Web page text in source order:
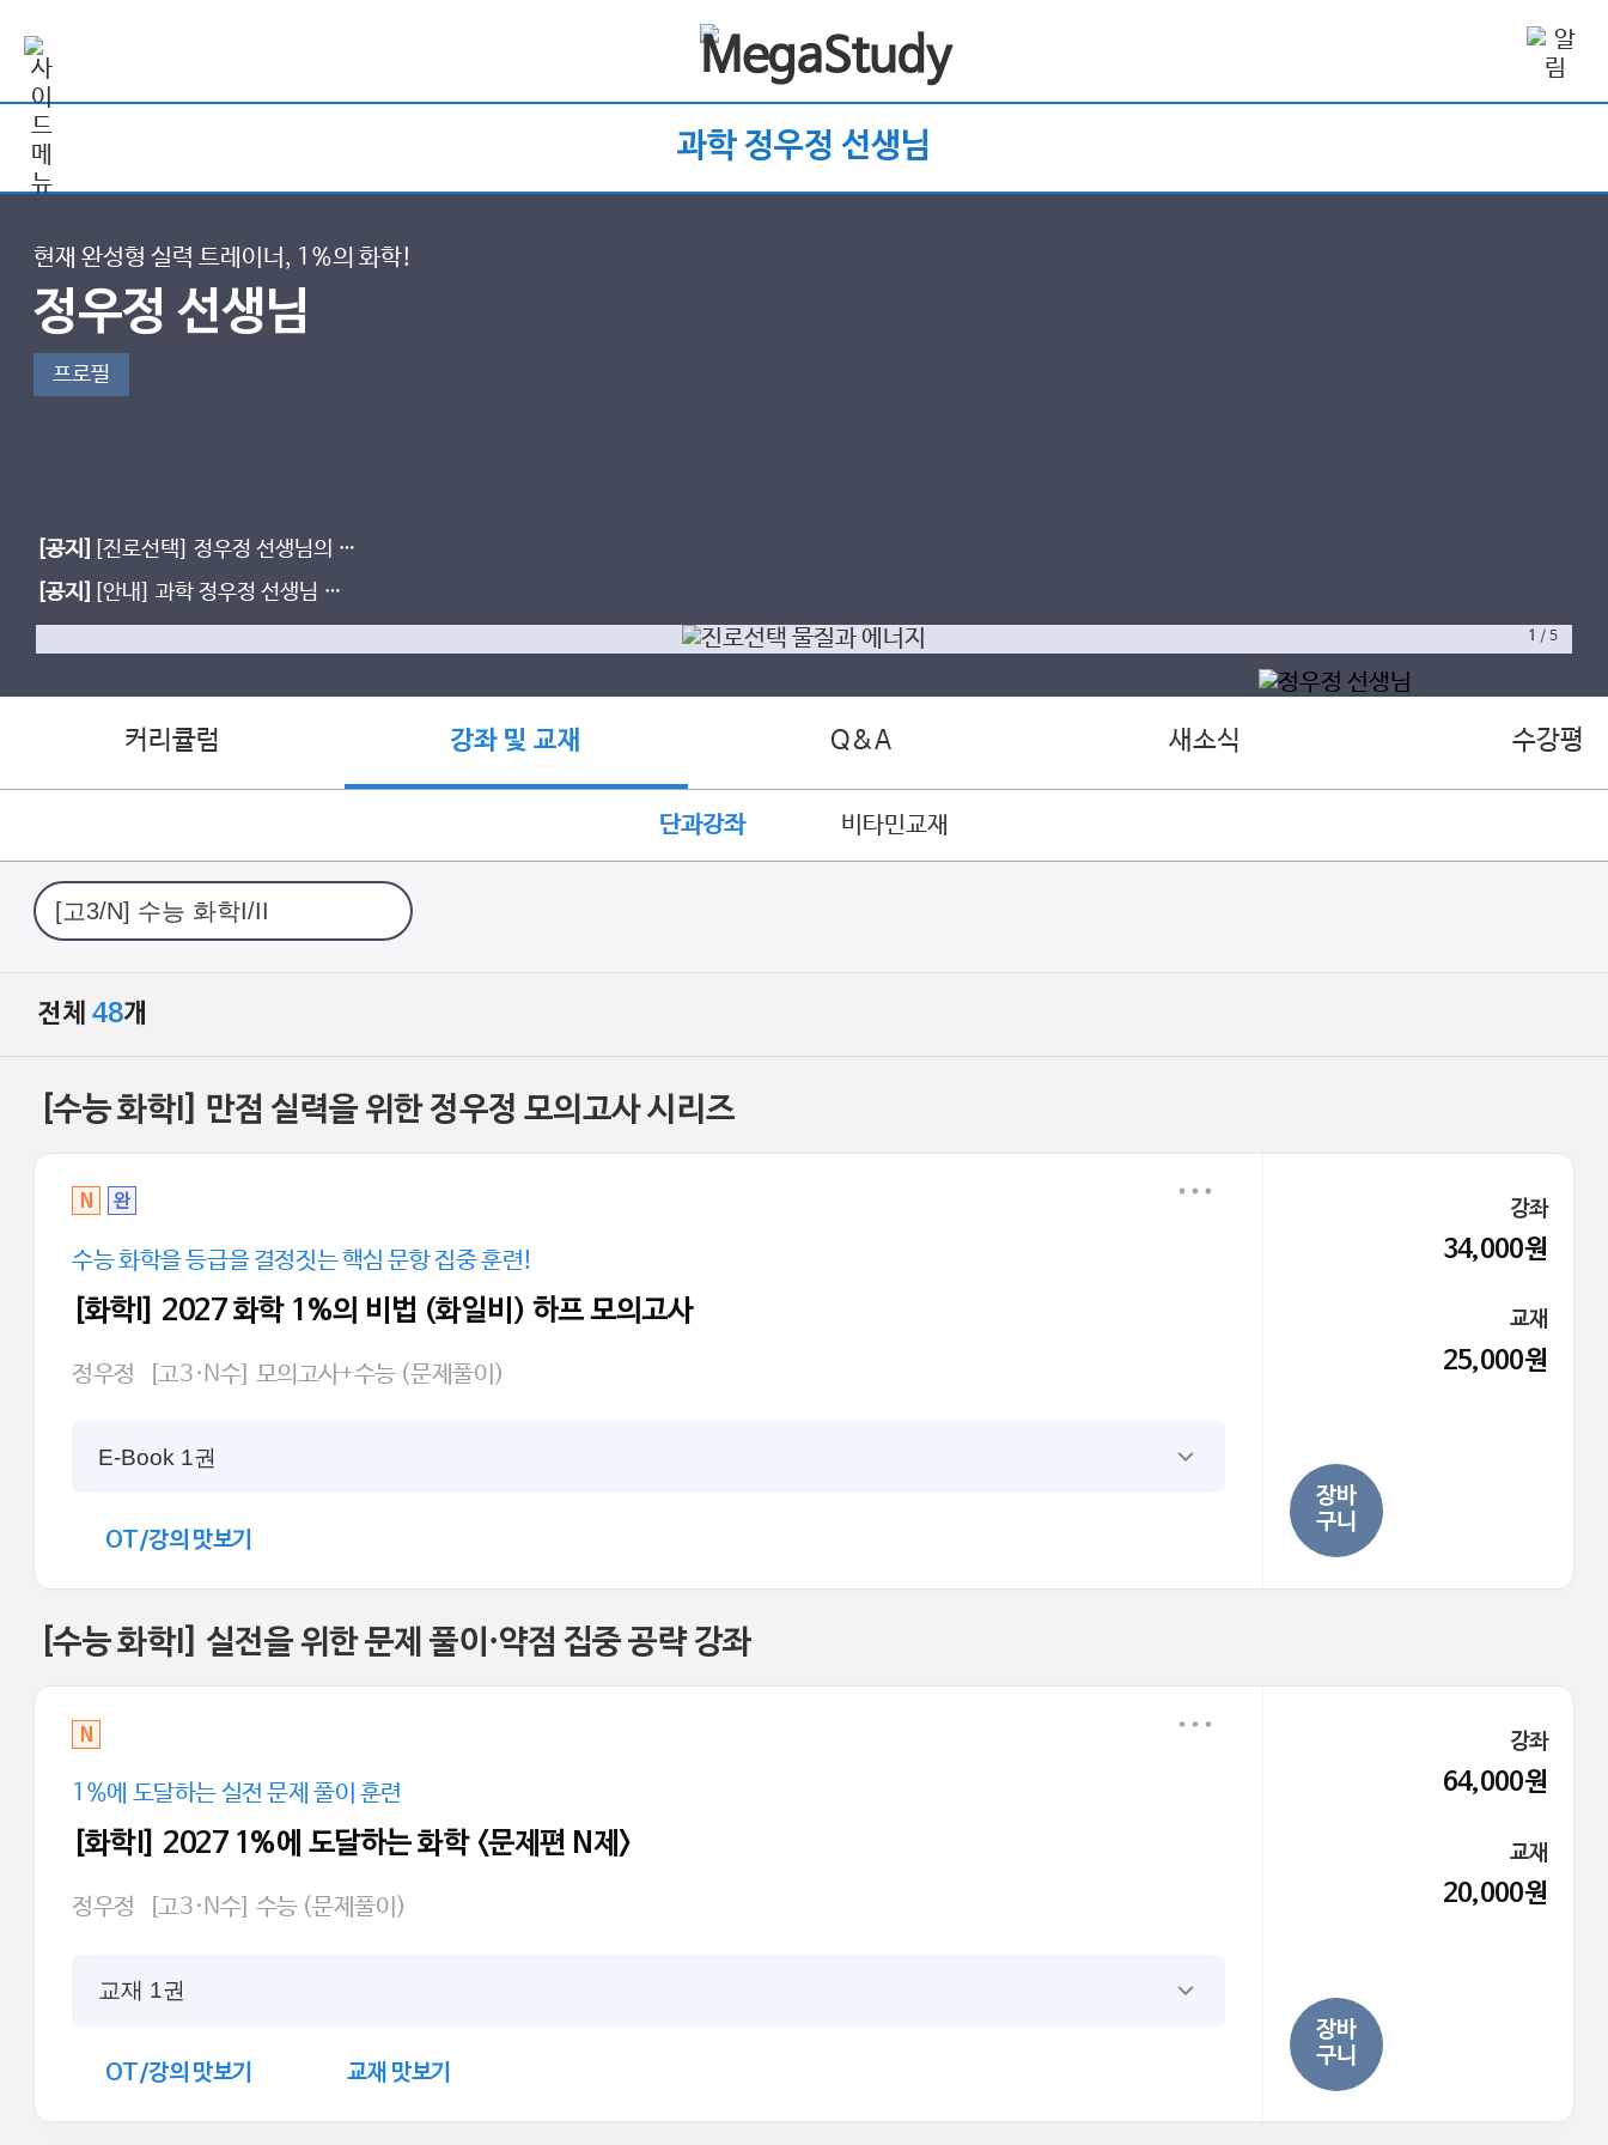
과학 정우정 선생님
현재 완성형 실력 트레이너, 1%의 화학!
정우정 선생님
프로필
[공지]
[진로선택] 정우정 선생님의 물
질과 에너지 & 화학 반응의 세계
[공지]
[안내] 과학 정우정 선생님 여
1 /5
커리큘럼 강좌 및 교재 Q&A 새소식 수강평
단과강좌 비타민교재
전체 48개
[수능 화학I] 만점 실력을 위한 정우정 모의고사 시리즈
N 완
수능 화학을 등급을 결정짓는 핵심 문항 집중 훈련!
[화학l] 2027 화학 1%의 비법 (화일비) 하프 모의고사
정우정 [고3·N수] 모의고사+수능 (문제풀이)
E-Book 1권
OT/강의 맛보기
강좌
34,000원
교재
25,000원
장바
구니
[수능 화학I] 실전을 위한 문제 풀이·약점 집중 공략 강좌
N
1%에 도달하는 실전 문제 풀이 훈련
[화학I] 2027 1%에 도달하는 화학 <문제편 N제>
정우정 [고3·N수] 수능 (문제풀이)
교재 1권
OT/강의 맛보기 교재 맛보기
강좌
64,000원
교재
20,000원
장바
구니